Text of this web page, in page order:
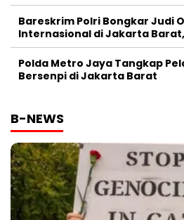
Bareskrim Polri Bongkar Judi
Internasional di Jakarta Barat,
Polda Metro Jaya Tangkap
Bersenpi di Jakarta Barat
B-NEWS